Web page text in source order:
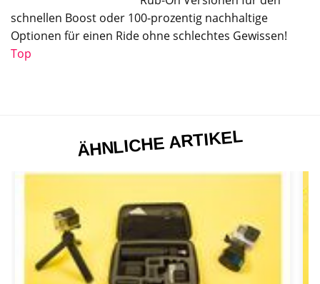
schnellen Boost oder 100-prozentig nachhaltige
Optionen für einen Ride ohne schlechtes Gewissen!
Top
ÄHNLICHE ARTIKEL